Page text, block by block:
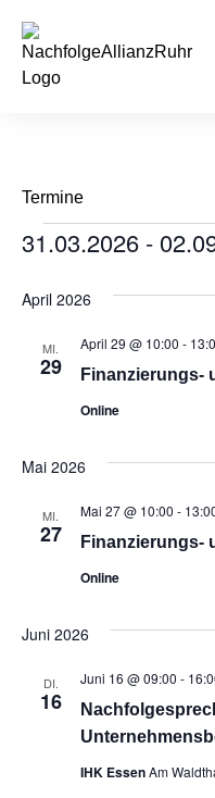
springen
Termine
31.03.2026 -
April 2026
MI.
29 Finanzierungs-
April 29 @ 10:00 -
Online
Mai 2026
MI.
27 Finanzierungs-
Mai 27 @ 10:00 -
Online
Juni 2026
DI.
16
Juni 16 @ 09:00 -
IHK EssenAm